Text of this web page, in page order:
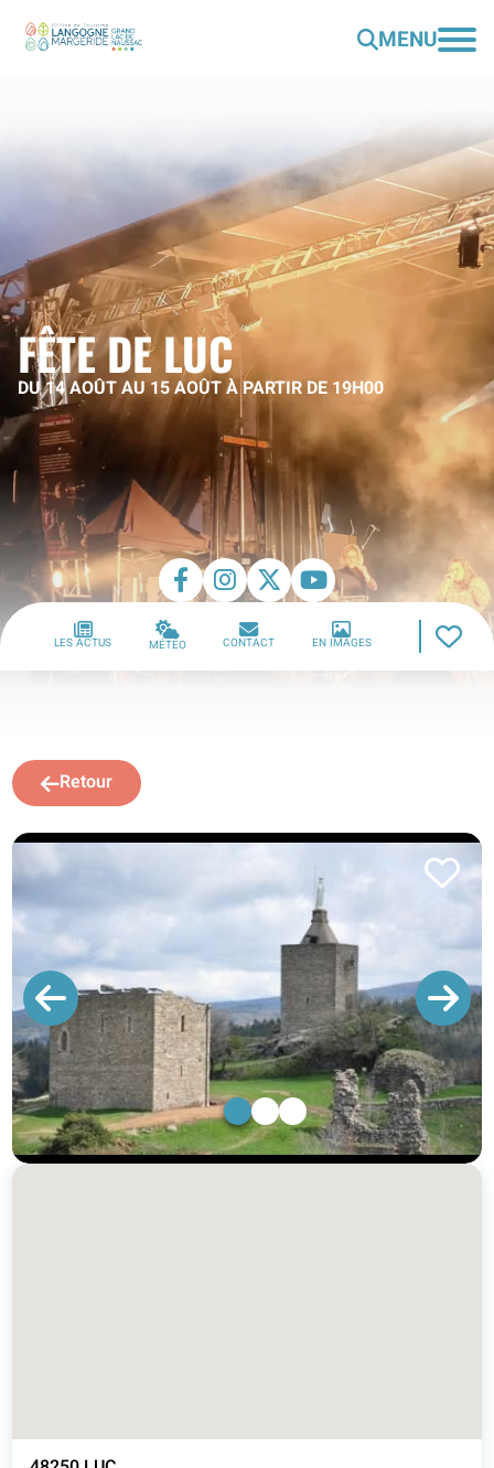
MENU
FÊTE DE LUC
DU 14 AOÛT AU 15 AOÛT À PARTIR DE 19H00
LES ACTUS MÉTÉO CONTACT EN IMAGES
Retour